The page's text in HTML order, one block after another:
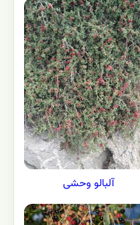
آلبالو وحشی